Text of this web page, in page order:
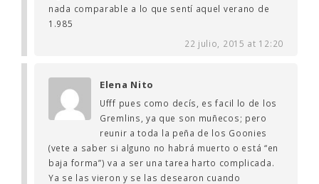
nada comparable a lo que sentí aquel verano de
1.985
22 julio, 2015 at 12:20
Elena Nito
Ufff pues como decís, es facil lo de los
Gremlins, ya que son muñecos; pero
reunir a toda la peña de los Goonies
(vete a saber si alguno no habrá muerto o está “en
baja forma”) va a ser una tarea harto complicada.
Ya se las vieron y se las desearon cuando